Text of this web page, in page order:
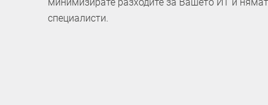
специалисти.